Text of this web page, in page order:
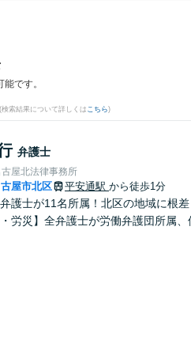
です。
(検索結果について詳しくは こちら)
弁護士
屋北法律事務所
屋市北区 平安通駅 から徒歩1分
護士が11名所属！北区の地域に根
労災】全弁護士が労働弁護団所属